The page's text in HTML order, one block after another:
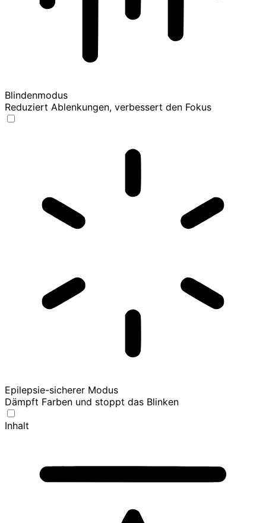
Blindenmodus
Reduziert Ablenkungen, verbessert den Fokus
Epilepsie-sicherer Modus
Dämpft Farben und stoppt das Blinken
Inhalt